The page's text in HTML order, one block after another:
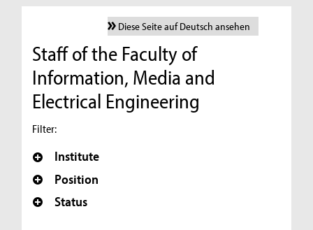
Diese Seite auf Deutsch ansehen
Staff of the Faculty of
Information, Media and
Electrical Engineering
Filter:
Institute
Position
Status